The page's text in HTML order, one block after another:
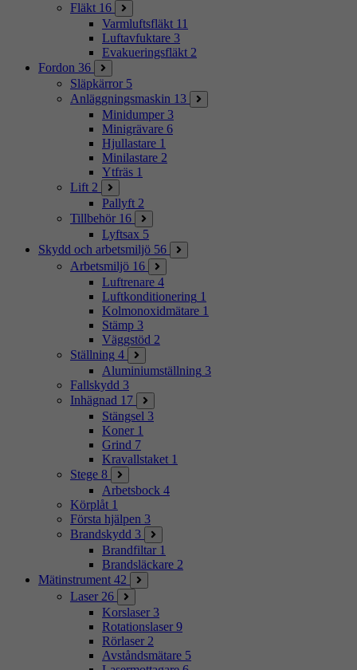
Fläkt 16
Varmluftsfläkt 11
Luftavfuktare 3
Evakueringsfläkt 2
Fordon 36
Släpkärror 5
Anläggningsmaskin 13
Minidumper 3
Minigrävare 6
Hjullastare 1
Minilastare 2
Ytfräs 1
Lift 2
Pallyft 2
Tillbehör 16
Lyftsax 5
Skydd och arbetsmiljö 56
Arbetsmiljö 16
Luftrenare 4
Luftkonditionering 1
Kolmonoxidmätare 1
Stämp 3
Väggstöd 2
Ställning 4
Aluminiumställning 3
Fallskydd 3
Inhägnad 17
Stängsel 3
Koner 1
Grind 7
Kravallstaket 1
Stege 8
Arbetsbock 4
Körplåt 1
Första hjälpen 3
Brandskydd 3
Brandfiltar 1
Brandsläckare 2
Mätinstrument 42
Laser 26
Korslaser 3
Rotationslaser 9
Rörlaser 2
Avståndsmätare 5